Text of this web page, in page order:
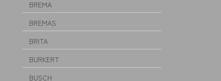
BREMA
BREMAS
BRITA
BURKERT
BUSCH